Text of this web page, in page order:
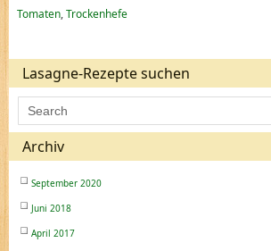
Tomaten,Trockenhefe
Lasagne-Rezepte suchen
Archiv
September 2020
Juni 2018
April 2017